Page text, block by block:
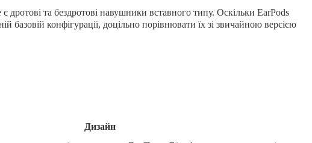
дротові та бездротові навушники вставного типу. Оскільки EarPods
базовій конфігурації, доцільно порівнювати їх зі звичайною версією
Дизайн